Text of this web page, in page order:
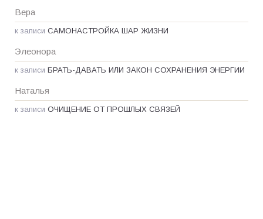
Вера
к записи САМОНАСТРОЙКА ШАР ЖИЗНИ
Элеонора
к записи БРАТЬ-ДАВАТЬ ИЛИ ЗАКОН СОХРАНЕНИЯ ЭНЕРГИИ
Наталья
к записи ОЧИЩЕНИЕ ОТ ПРОШЛЫХ СВЯЗЕЙ